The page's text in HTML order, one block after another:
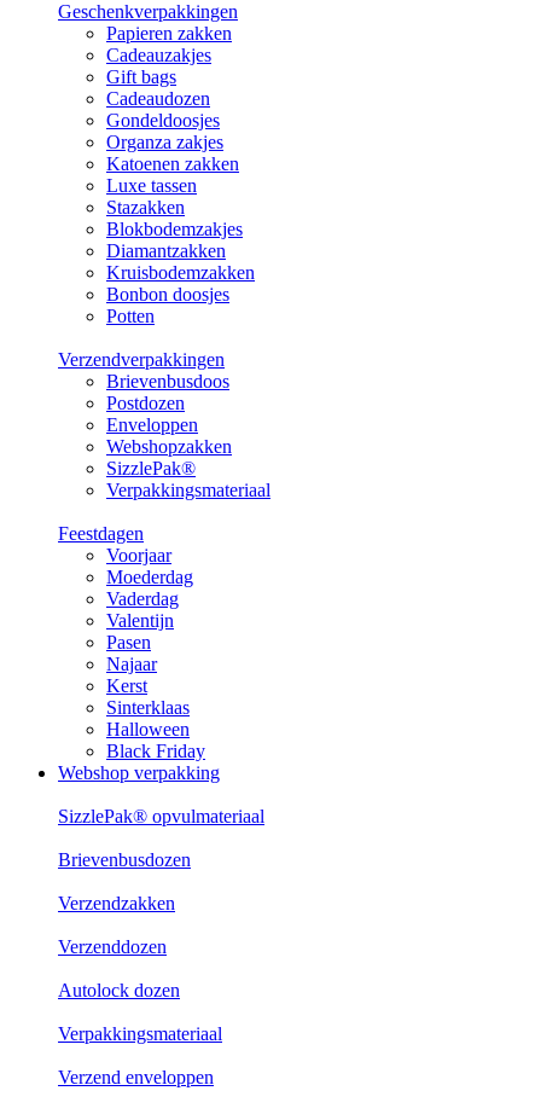
Geschenkverpakkingen
Papieren zakken
Cadeauzakjes
Gift bags
Cadeaudozen
Gondeldoosjes
Organza zakjes
Katoenen zakken
Luxe tassen
Stazakken
Blokbodemzakjes
Diamantzakken
Kruisbodemzakken
Bonbon doosjes
Potten
Verzendverpakkingen
Brievenbusdoos
Postdozen
Enveloppen
Webshopzakken
SizzlePak®
Verpakkingsmateriaal
Feestdagen
Voorjaar
Moederdag
Vaderdag
Valentijn
Pasen
Najaar
Kerst
Sinterklaas
Halloween
Black Friday
Webshop verpakking
SizzlePak® opvulmateriaal
Brievenbusdozen
Verzendzakken
Verzenddozen
Autolock dozen
Verpakkingsmateriaal
Verzend enveloppen